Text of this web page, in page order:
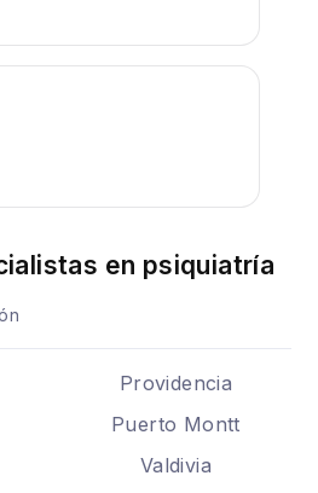
en psiquiatría
Providencia
Puerto Montt
Valdivia